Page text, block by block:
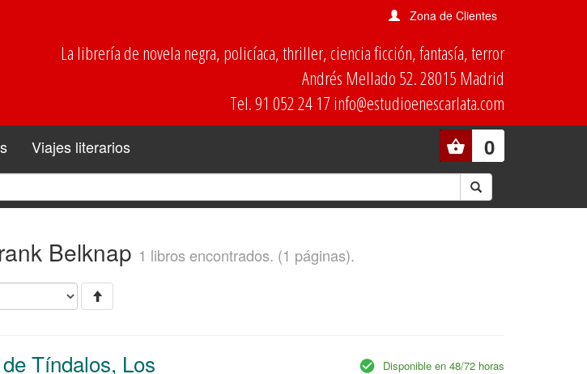
Zona de Clientes
La librería de novela negra, policíaca, thriller, ciencia ficción, fantasía, terror
Andrés Mellado 52. 28015 Madrid
Tel. 91 052 24 17 info@estudioenescarlata.com
0
Viajes literarios
Belknap 1 libros encontrados. (1 páginas).
Tíndalos, Los Disponible en 48/72 horas